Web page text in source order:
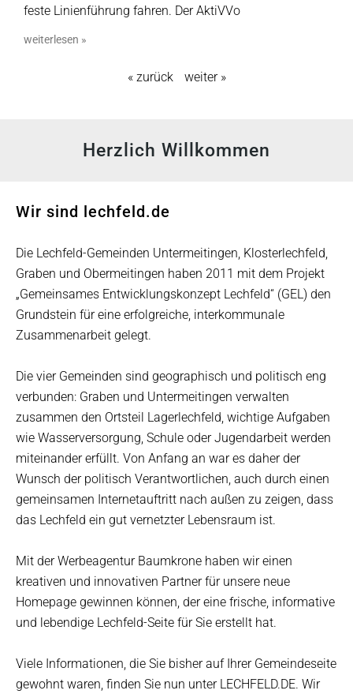
feste Linienführung fahren. Der AktiVVo
weiterlesen »
« zurück weiter »
Herzlich Willkommen
Wir sind lechfeld.de
Die Lechfeld-Gemeinden Untermeitingen, Klosterlechfeld,
Graben und Obermeitingen haben 2011 mit dem Projekt
„Gemeinsames Entwicklungskonzept Lechfeld“ (GEL) den
Grundstein für eine erfolgreiche, interkommunale
Zusammenarbeit gelegt.
Die vier Gemeinden sind geographisch und politisch eng
verbunden: Graben und Untermeitingen verwalten
zusammen den Ortsteil Lagerlechfeld, wichtige Aufgaben
wie Wasserversorgung, Schule oder Jugendarbeit werden
miteinander erfüllt. Von Anfang an war es daher der
Wunsch der politisch Verantwortlichen, auch durch einen
gemeinsamen Internetauftritt nach außen zu zeigen, dass
das Lechfeld ein gut vernetzter Lebensraum ist.
Mit derWerbeagentur Baumkrone haben wir einen
kreativen und innovativen Partner für unsere neue
Homepage gewinnen können, der eine frische, informative
und lebendige Lechfeld-Seite für Sie erstellt hat.
Viele Informationen, die Sie bisher auf Ihrer Gemeindeseite
gewohnt waren, finden Sie nun unter LECHFELD.DE. Wir